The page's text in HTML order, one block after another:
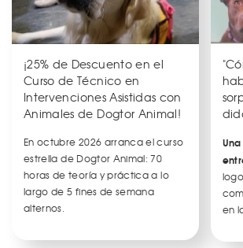
¡25% de Descuento en el
Curso de Técnico en
Intervenciones Asistidas con
Animales de Dogtor Animal!
En octubre 2026 arranca el curso
estrella de Dogtor Animal: 70
horas de teoría y práctica a lo
largo de 5 fines de semana
alternos.
en